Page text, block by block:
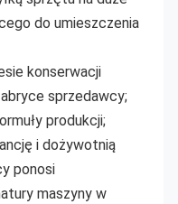
do umieszczenia
konserwacji
sprzedawcy;
produkcji;
i dożywotnią
ponosi
maszyny w